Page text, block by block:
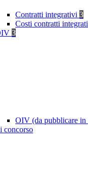
Contratti integrativi 3
Costi contratti
3
OIV (da pubblicare in
concorso